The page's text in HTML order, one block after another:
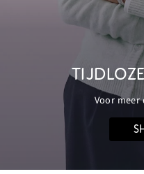
Voor meer